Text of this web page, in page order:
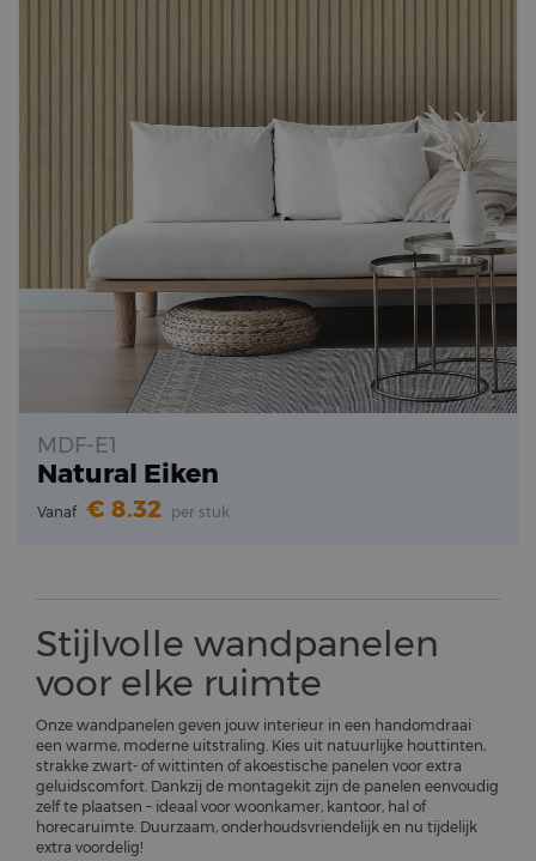
MDF-E1
Natural Eiken
Vanaf 8.32 per stuk
Stijlvolle wandpanelen
voor elke ruimte
Onze wandpanelen geven jouw interieur in een handomdraai
een warme, moderne uitstraling. Kies uit natuurlijke houttinten,
strakke zwart- of wittinten of akoestische panelen voor extra
geluidscomfort. Dankzij de montagekit zijn de panelen eenvoudig
zelf te plaatsen – ideaal voor woonkamer, kantoor, hal of
horecaruimte. Duurzaam, onderhoudsvriendelijk en nu tijdelijk
extra voordelig!